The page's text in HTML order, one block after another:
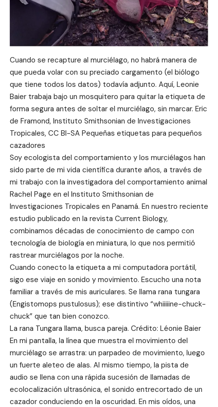
Cuando se recapture al murciélago, no habrá manera de
que pueda volar con su preciado cargamento (el biólogo
que tiene todos los datos) todavía adjunto. Aquí, Leonie
Baier trabaja bajo un mosquitero para quitar la etiqueta de
forma segura antes de soltar el murciélago, sin marcar. Eric
de Framond, Instituto Smithsonian de Investigaciones
Tropicales, CC BI-SA Pequeñas etiquetas para pequeños
cazadores
Soy ecologista del comportamiento y los murciélagos han
sido parte de mi vida científica durante años, a través de
mi trabajo con la investigadora del comportamiento animal
Rachel Page en el Instituto Smithsonian de
Investigaciones Tropicales en Panamá. En nuestro reciente
estudio publicado en la revista Current Biology,
combinamos décadas de conocimiento de campo con
tecnología de biología en miniatura, lo que nos permitió
rastrear murciélagos por la noche.
Cuando conecto la etiqueta a mi computadora portátil,
sigo ese viaje en sonido y movimiento. Escucho una nota
familiar a través de mis auriculares. Se llama rana tungara
(Engistomops pustulosus); ese distintivo “whiiiiine-chuck-
chuck” que tan bien conozco.
La rana Tungara llama, busca pareja. Crédito: Léonie Baier
En mi pantalla, la línea que muestra el movimiento del
murciélago se arrastra: un parpadeo de movimiento, luego
un fuerte aleteo de alas. Al mismo tiempo, la pista de
audio se llena con una rápida sucesión de llamadas de
ecolocalización ultrasónica, el sonido entrecortado de un
cazador conduciendo en la oscuridad. En mis oídos, una